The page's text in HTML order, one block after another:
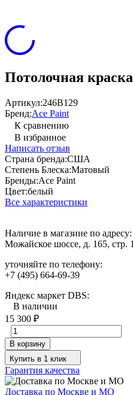
Потолочная
Артикул:246B129
Бренд:Ace Paint
К сравнению
В избранное
Написать отзыв
Страна бренда:США
Степень Блеска:Матовый
Бренды:Ace Paint
Цвет:белый
Все характеристики
Наличие в магазине по адресу:
Можайское шоссе, д. 165, стр. 1
уточняйте по телефону:
+7 (495) 664-69-39
Яндекс маркет DBS:
В наличии
15 300 ₽
В корзину
Купить в 1 клик
Гарантия качества
Доставка по Москве и МО